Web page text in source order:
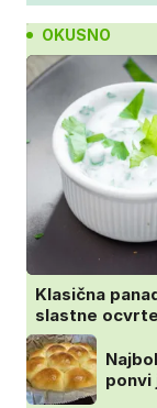
OKUSNO
Klasična
slastne